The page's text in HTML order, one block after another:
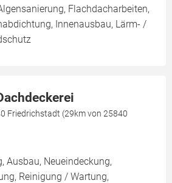
Flachdacharbeiten,
Innenausbau, Lärm- /
Friedrichstadt (29km von 25840
Ausbau, Neueindeckung,
Reinigung / Wartung,